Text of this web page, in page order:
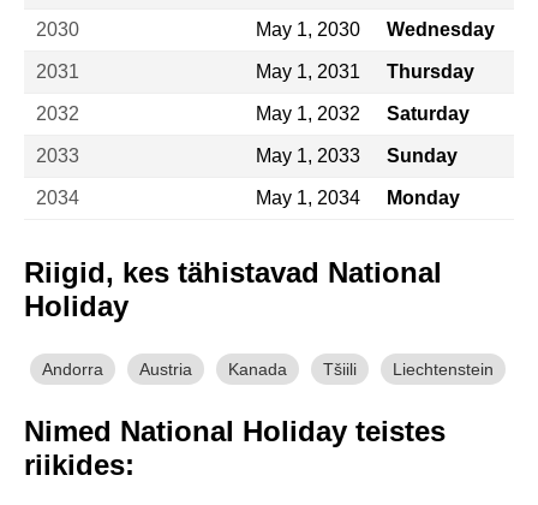
2030 May 1, 2030 Wednesday
2031 May 1, 2031 Thursday
2032 May 1, 2032 Saturday
2033 May 1, 2033 Sunday
2034 May 1, 2034 Monday
Riigid, kes tähistavad National
Holiday
Andorra Austria Kanada Tšiili Liechtenstein
Nimed National Holiday teistes
riikides: